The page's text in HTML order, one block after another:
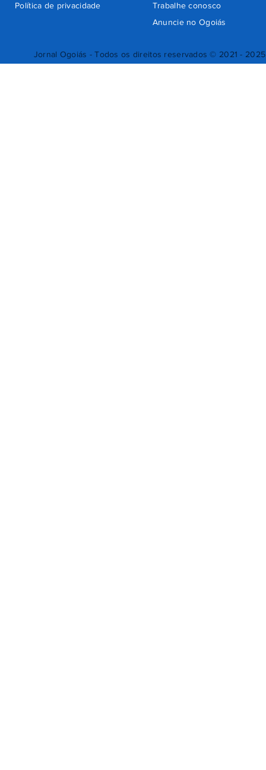
Jornal Ogoiás - Todos os direitos reservados © 2021 - 2025
Trabalhe conosco
Política de privacidade
Anuncie no Ogoiás